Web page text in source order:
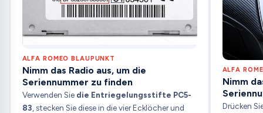
ALFA ROMEO BLAUPUNKT
Nimm das Radio aus, um die
Seriennummer zu finden
Verwenden Sie die Entriegelungsstifte PC5-
83 , stecken Sie diese in die vier Ecklöcher und
ALFA
Nimm
Drücken